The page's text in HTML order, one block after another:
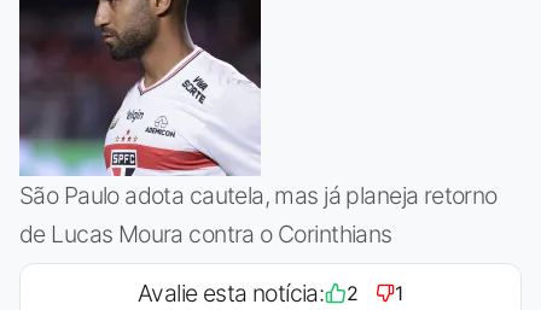
São Paulo adota cautela, mas já planeja retorno
de Lucas Moura contra o Corinthians
Avalie esta notícia: 2 1